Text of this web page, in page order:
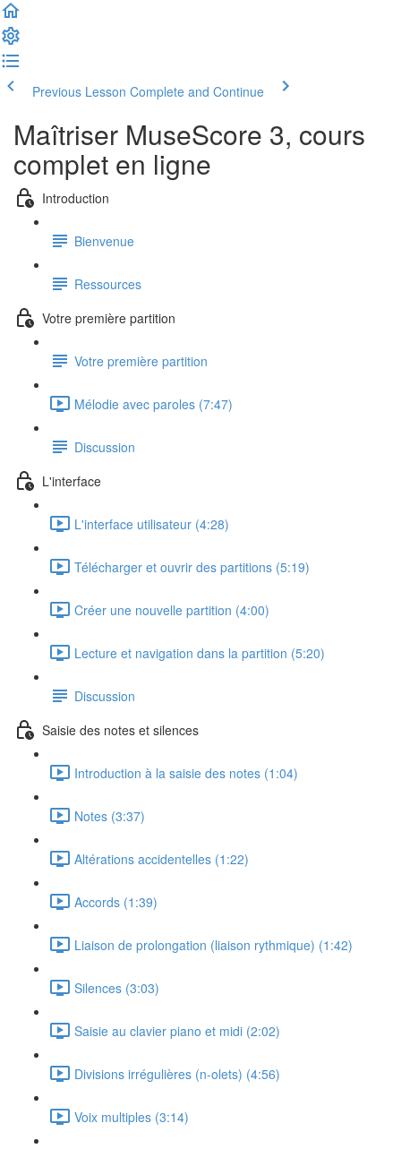
Previous Lesson Complete and Continue
Maîtriser MuseScore 3, cours
complet en ligne
Introduction
Bienvenue
Ressources
Votre première partition
Votre première partition
Mélodie avec paroles (7:47)
Discussion
L'interface
L'interface utilisateur (4:28)
Télécharger et ouvrir des partitions (5:19)
Créer une nouvelle partition (4:00)
Lecture et navigation dans la partition (5:20)
Discussion
Saisie des notes et silences
Introduction à la saisie des notes (1:04)
Notes (3:37)
Altérations accidentelles (1:22)
Accords (1:39)
Liaison de prolongation (liaison rythmique) (1:42)
Silences (3:03)
Saisie au clavier piano et midi (2:02)
Divisions irrégulières (n-olets) (4:56)
Voix multiples (3:14)